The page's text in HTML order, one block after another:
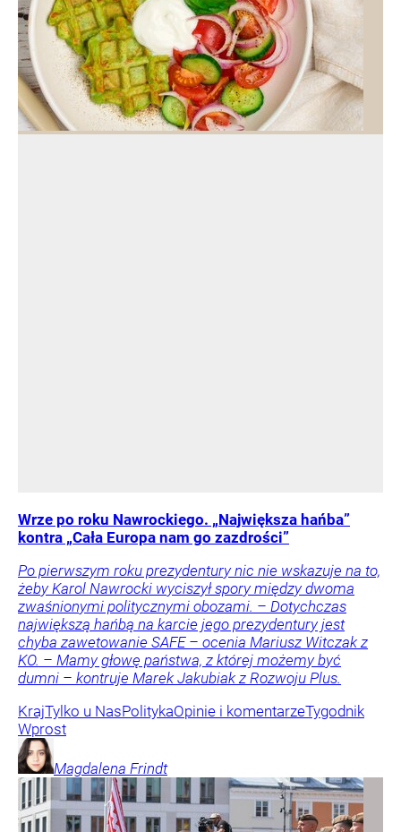
Wrze po roku Nawrockiego. „Największa hańba”
kontra „Cała Europa nam go zazdrości”
Po pierwszym roku prezydentury nic nie wskazuje na to,
żeby Karol Nawrocki wyciszył spory między dwoma
zwaśnionymi politycznymi obozami. – Dotychczas
największą hańbą na karcie jego prezydentury jest
chyba zawetowanie SAFE – ocenia Mariusz Witczak z
KO. – Mamy głowę państwa, z której możemy być
dumni – kontruje Marek Jakubiak z Rozwoju Plus.
KrajTylko u NasPolitykaOpinie i komentarzeTygodnik
Wprost
Magdalena Frindt